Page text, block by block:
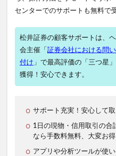
センターでのサポートも無料で
松井証券の顧客サポートは、
会主催「 証券会社における問
付け 」で最高評価の「三つ星
獲得！安心できます。
サポート充実！安心して取
1日の現物・信用取引の合
なら手数料無料、大変お得
アプリや分析ツールが使